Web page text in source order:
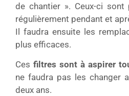
de chantier ». Ceux-ci
régulièrement pendant et
Il faudra ensuite les
plus efficaces.
Ces filtres sont à aspirer
ne faudra pas les changer
deux ans.